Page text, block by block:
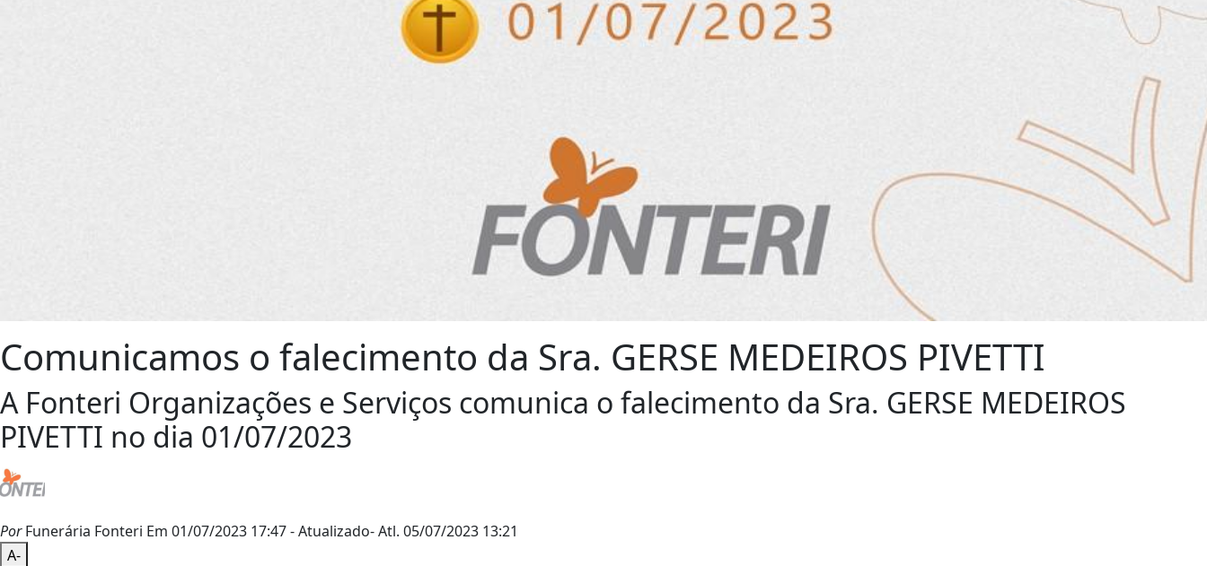
Comunicamos o falecimento da Sra. GERSE MEDEIROS PIVETTI
A Fonteri Organizações e Serviços comunica o falecimento da Sra. GERSE MEDEIROS
PIVETTI no dia 01/07/2023
PorFunerária Fonteri Em 01/07/2023 17:47- Atualizado- Atl. 05/07/2023 13:21
A-